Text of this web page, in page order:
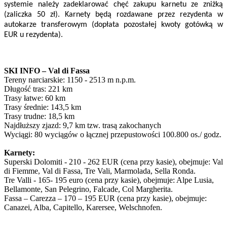
systemie należy zadeklarować chęć zakupu karnetu ze zniżką
(zaliczka 50 zł). Karnety będą rozdawane przez rezydenta w
autokarze transferowym (dopłata pozostałej kwoty gotówką w
EUR u rezydenta).
SKI INFO – Val di Fassa
Tereny narciarskie: 1150 - 2513 m n.p.m.
Długość tras: 221 km
Trasy łatwe: 60 km
Trasy średnie: 143,5 km
Trasy trudne: 18,5 km
Najdłuższy zjazd: 9,7 km tzw. trasą zakochanych
Wyciągi: 80 wyciągów o łącznej przepustowości 100.800 os./ godz.
Karnety:
Superski Dolomiti - 210 - 262 EUR (cena przy kasie), obejmuje: Val
di Fiemme, Val di Fassa, Tre Vali, Marmolada, Sella Ronda.
Tre Valli - 165- 195 euro (cena przy kasie), obejmuje: Alpe Lusia,
Bellamonte, San Pelegrino, Falcade, Col Margherita.
Fassa – Carezza – 170 – 195 EUR (cena przy kasie), obejmuje:
Canazei, Alba, Capitello, Karersee, Welschnofen.